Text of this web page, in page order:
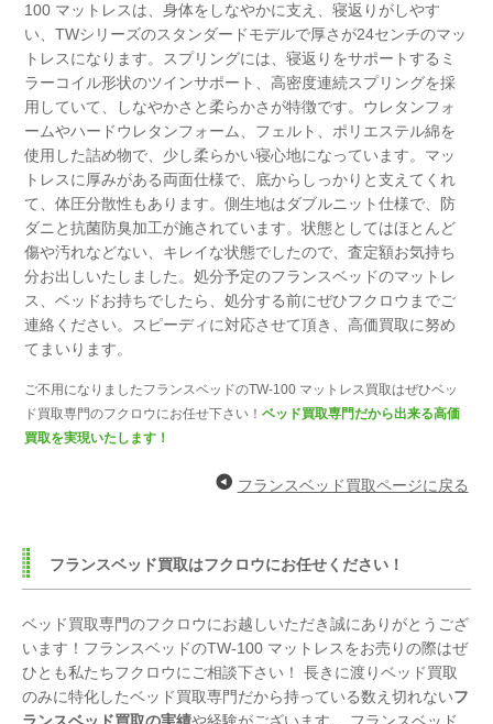
100 マットレスは、身体をしなやかに支え、寝返りがしやす
い、TWシリーズのスタンダードモデルで厚さが24センチのマッ
トレスになります。 スプリングには、寝返りをサポートするミ
ラーコイル形状のツインサポート、高密度連続スプリングを採
用していて、しなやかさと柔らかさが特徴です。 ウレタンフォ
ームやハードウレタンフォーム、フェルト、 ポリエステル綿を
使用した詰め物で、少し柔らかい寝心地になっています。 マッ
トレスに厚みがある両面仕様で、底からしっかりと支えてくれ
て、体圧分散性もあります。側生地はダブルニット仕様で、防
ダニと抗菌防臭加工が施されています。状態としてはほとんど
傷や汚れなどない、キレイな状態でしたので、査定額お気持ち
分お出しいたしました。処分予定のフランスベッドのマットレ
ス、ベッドお持ちでしたら、処分する前にぜひフクロウまでご
連絡ください。 スピーディに対応させて頂き、高価買取に努め
てまいります。
ご不用になりましたフランスベッドのTW-100 マットレス買取はぜひベッ
ド買取専門のフクロウにお任せ下さい！ベッド買取専門だから出来る高価
買取を実現いたします！
フランスベッド買取ページに戻る
フランスベッド買取はフクロウにお任せください！
ベッド買取専門のフクロウにお越しいただき誠にありがとうござ
います！フランスベッドのTW-100 マットレスをお売りの際はぜ
ひとも私たちフクロウにご相談下さい！ 長きに渡りベッド買取
のみに特化したベッド買取専門だから持っている数え切れないフ